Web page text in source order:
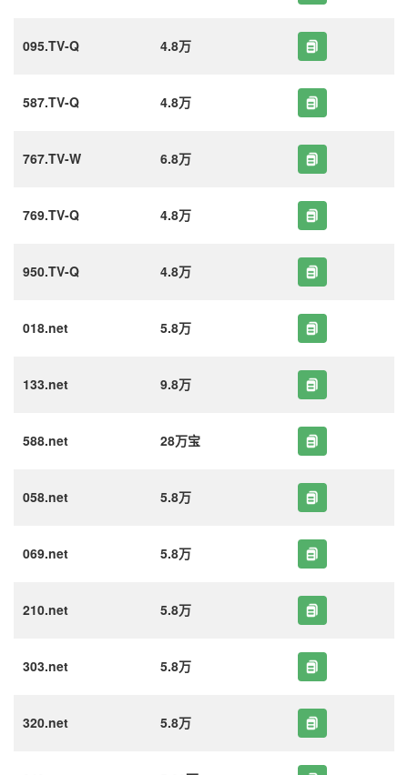
095.TV-Q 4.8万
587.TV-Q 4.8万
767.TV-W 6.8万
769.TV-Q 4.8万
950.TV-Q 4.8万
018.net 5.8万
133.net 9.8万
588.net 28万宝
058.net 5.8万
069.net 5.8万
210.net 5.8万
303.net 5.8万
320.net 5.8万